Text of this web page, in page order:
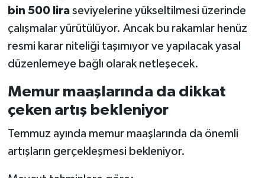
bin 500 liraseviyelerine yükseltilmesi üzerinde
çalışmalar yürütülüyor. Ancak bu rakamlar henüz
resmi karar niteliği taşımıyor ve yapılacak yasal
düzenlemeye bağlı olarak netleşecek.
Memur maaşlarında da dikkat
çeken artış bekleniyor
Temmuz ayında memur maaşlarında da önemli
artışların gerçekleşmesi bekleniyor.